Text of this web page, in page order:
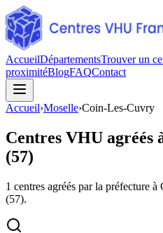
AccueilDépartementsTrouver un
proximitéBlogFAQContact
Accueil›Moselle›Coin-Les-Cuvry
Centres VHU agréés
(57)
1 centres agréés par la préfecture à
(57).